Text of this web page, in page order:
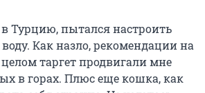
Турцию, пытался настроить
Как назло, рекомендации на
таргет продвигали мне
в горах. Плюс еще кошка, как